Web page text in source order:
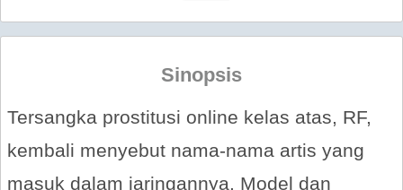
Sinopsis
Tersangka prostitusi online kelas atas, RF,
kembali menyebut nama-nama artis yang
masuk dalam jaringannya. Model dan